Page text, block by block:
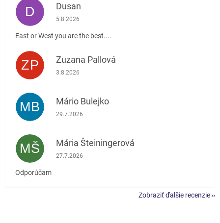
D Dusan
Hodnotenie obchodu je 5 z 5 hviezdičiek.
5.8.2026
East or West you are the best....
ZP Zuzana Pallová
Hodnotenie obchodu je 5 z 5 hviezdičiek.
3.8.2026
MB Mário Bulejko
Hodnotenie obchodu je 5 z 5 hviezdičiek.
29.7.2026
MŠ Mária Šteiningerová
Hodnotenie obchodu je 5 z 5 hviezdičiek.
27.7.2026
Odporúčam
Zobraziť ďalšie recenzie